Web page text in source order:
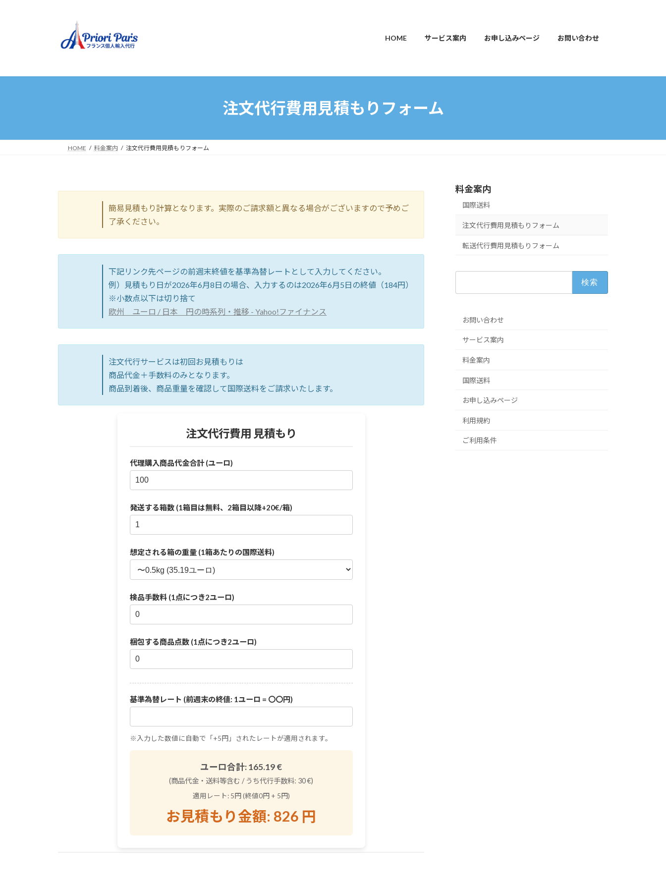
ス
ン
HOME サービス案内 お申し込みページ お問い合わせ
注文代行費用見積もりフォーム
HOME 料金案内 注文代行費用見積もりフォーム
簡易見積もり計算となります。実際のご請求額と異なる場合がございますので予めご
了承ください。
下記リンク先ページの前週末終値を基準為替レートとして入力してください。
例）見積もり日が2026年6月8日の場合、入力するのは2026年6月5日の終値（184円）
※小数点以下は切り捨て
欧州 ユーロ / 日本 円の時系列・推移 - Yahoo!ファイナンス
注文代行サービスは初回お見積もりは
商品代金＋手数料のみとなります。
商品到着後、商品重量を確認して国際送料をご請求いたします。
注文代行費用 見積もり
代理購入商品代金合計 (ユーロ)
発送する箱数 (1箱目は無料、2箱目以降+20€/箱)
想定される箱の重量 (1箱あたりの国際送料)
検品手数料 (1点につき2ユーロ)
梱包する商品点数 (1点につき2ユーロ)
基準為替レート (前週末の終値: 1ユーロ = 〇〇円)
※入力した数値に自動で「+5円」されたレートが適用されます。
ユーロ合計:165.19€
(商品代金・送料等含む / うち代行手数料: 30€)
適用レート: 5円 (終値0円 + 5円)
お見積もり金額: 826 円
料金案内
国際送料
注文代行費用見積もりフォーム
転送代行費用見積もりフォーム
お問い合わせ
サービス案内
料金案内
国際送料
お申し込みページ
利用規約
ご利用条件